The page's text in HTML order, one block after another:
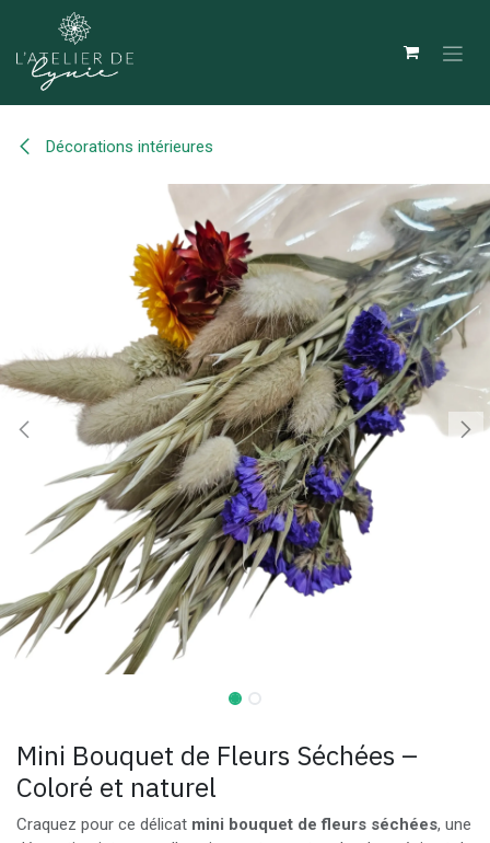
Se rendre au contenu
Décorations intérieures
Mini Bouquet de Fleurs Séchées –
Coloré et naturel
Craquez pour ce délicat mini bouquet de fleurs séchées, une